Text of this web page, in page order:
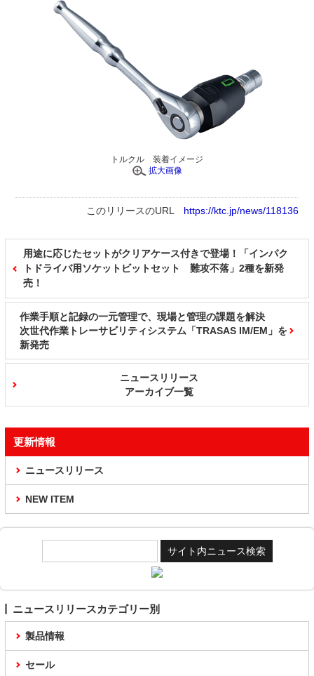
トルクル 装着イメージ
拡大画像
このリリースのURL https://ktc.jp/news/118136
用途に応じたセットがクリアケース付きで登場！「インパク
トドライバ用ソケットビットセット 難攻不落」2種を新発
売！
ニュースリリース
アーカイブ一覧
作業手順と記録の一元管理で、現場と管理の課題を解決
次世代作業トレーサビリティシステム「TRASAS IM/EM」を
新発売
更新情報
ニュースリリース
NEW ITEM
ニュースリリースカテゴリー別
製品情報
セール